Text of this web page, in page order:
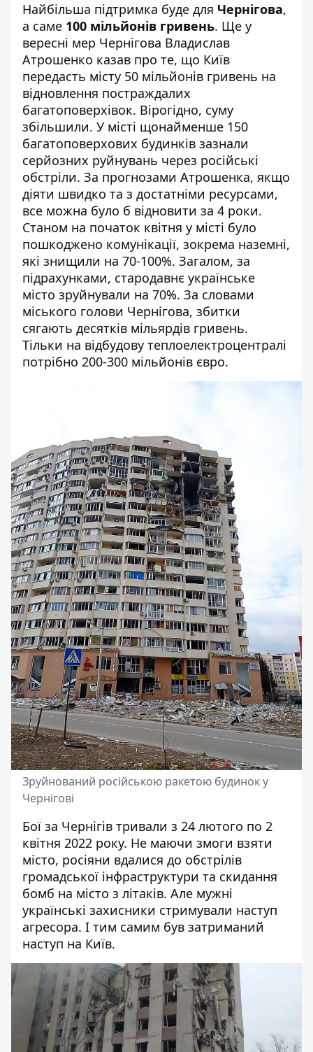
Найбільша підтримка буде для Чернігова,
а саме 100 мільйонів гривень. Ще у
вересні мер Чернігова Владислав
Атрошенко казав про те, що Київ
передасть місту 50 мільйонів гривень на
відновлення постраждалих
багатоповерхівок. Вірогідно, суму
збільшили. У місті щонайменше 150
багатоповерхових будинків зазнали
серйозних руйнувань через російські
обстріли. За прогнозами Атрошенка, якщо
діяти швидко та з достатніми ресурсами,
все можна було б відновити за 4 роки.
Станом на початок квітня у місті було
пошкоджено комунікації, зокрема наземні,
які знищили на 70-100%. Загалом, за
підрахунками, стародавнє українське
місто зруйнували на 70%. За словами
міського голови Чернігова, збитки
сягають десятків мільярдів гривень.
Тільки на відбудову теплоелектроцентралі
потрібно 200-300 мільйонів євро.
Зруйнований російською ракетою будинок у
Чернігові
Бої за Чернігів тривали з 24 лютого по 2
квітня 2022 року. Не маючи змоги взяти
місто, росіяни вдалися до обстрілів
громадської інфраструктури та скидання
бомб на місто з літаків. Але мужні
українські захисники стримували наступ
агресора. І тим самим був затриманий
наступ на Київ.